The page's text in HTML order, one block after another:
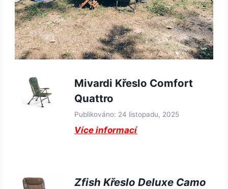
Mivardi Křeslo Comfort
Quattro
Publikováno: 24 listopadu, 2025
Více informací
Zfish Křeslo Deluxe Camo